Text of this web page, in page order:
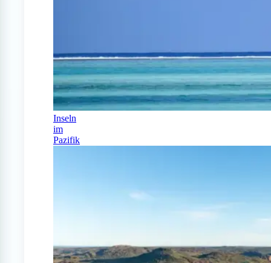
Inseln
im
Pazifik